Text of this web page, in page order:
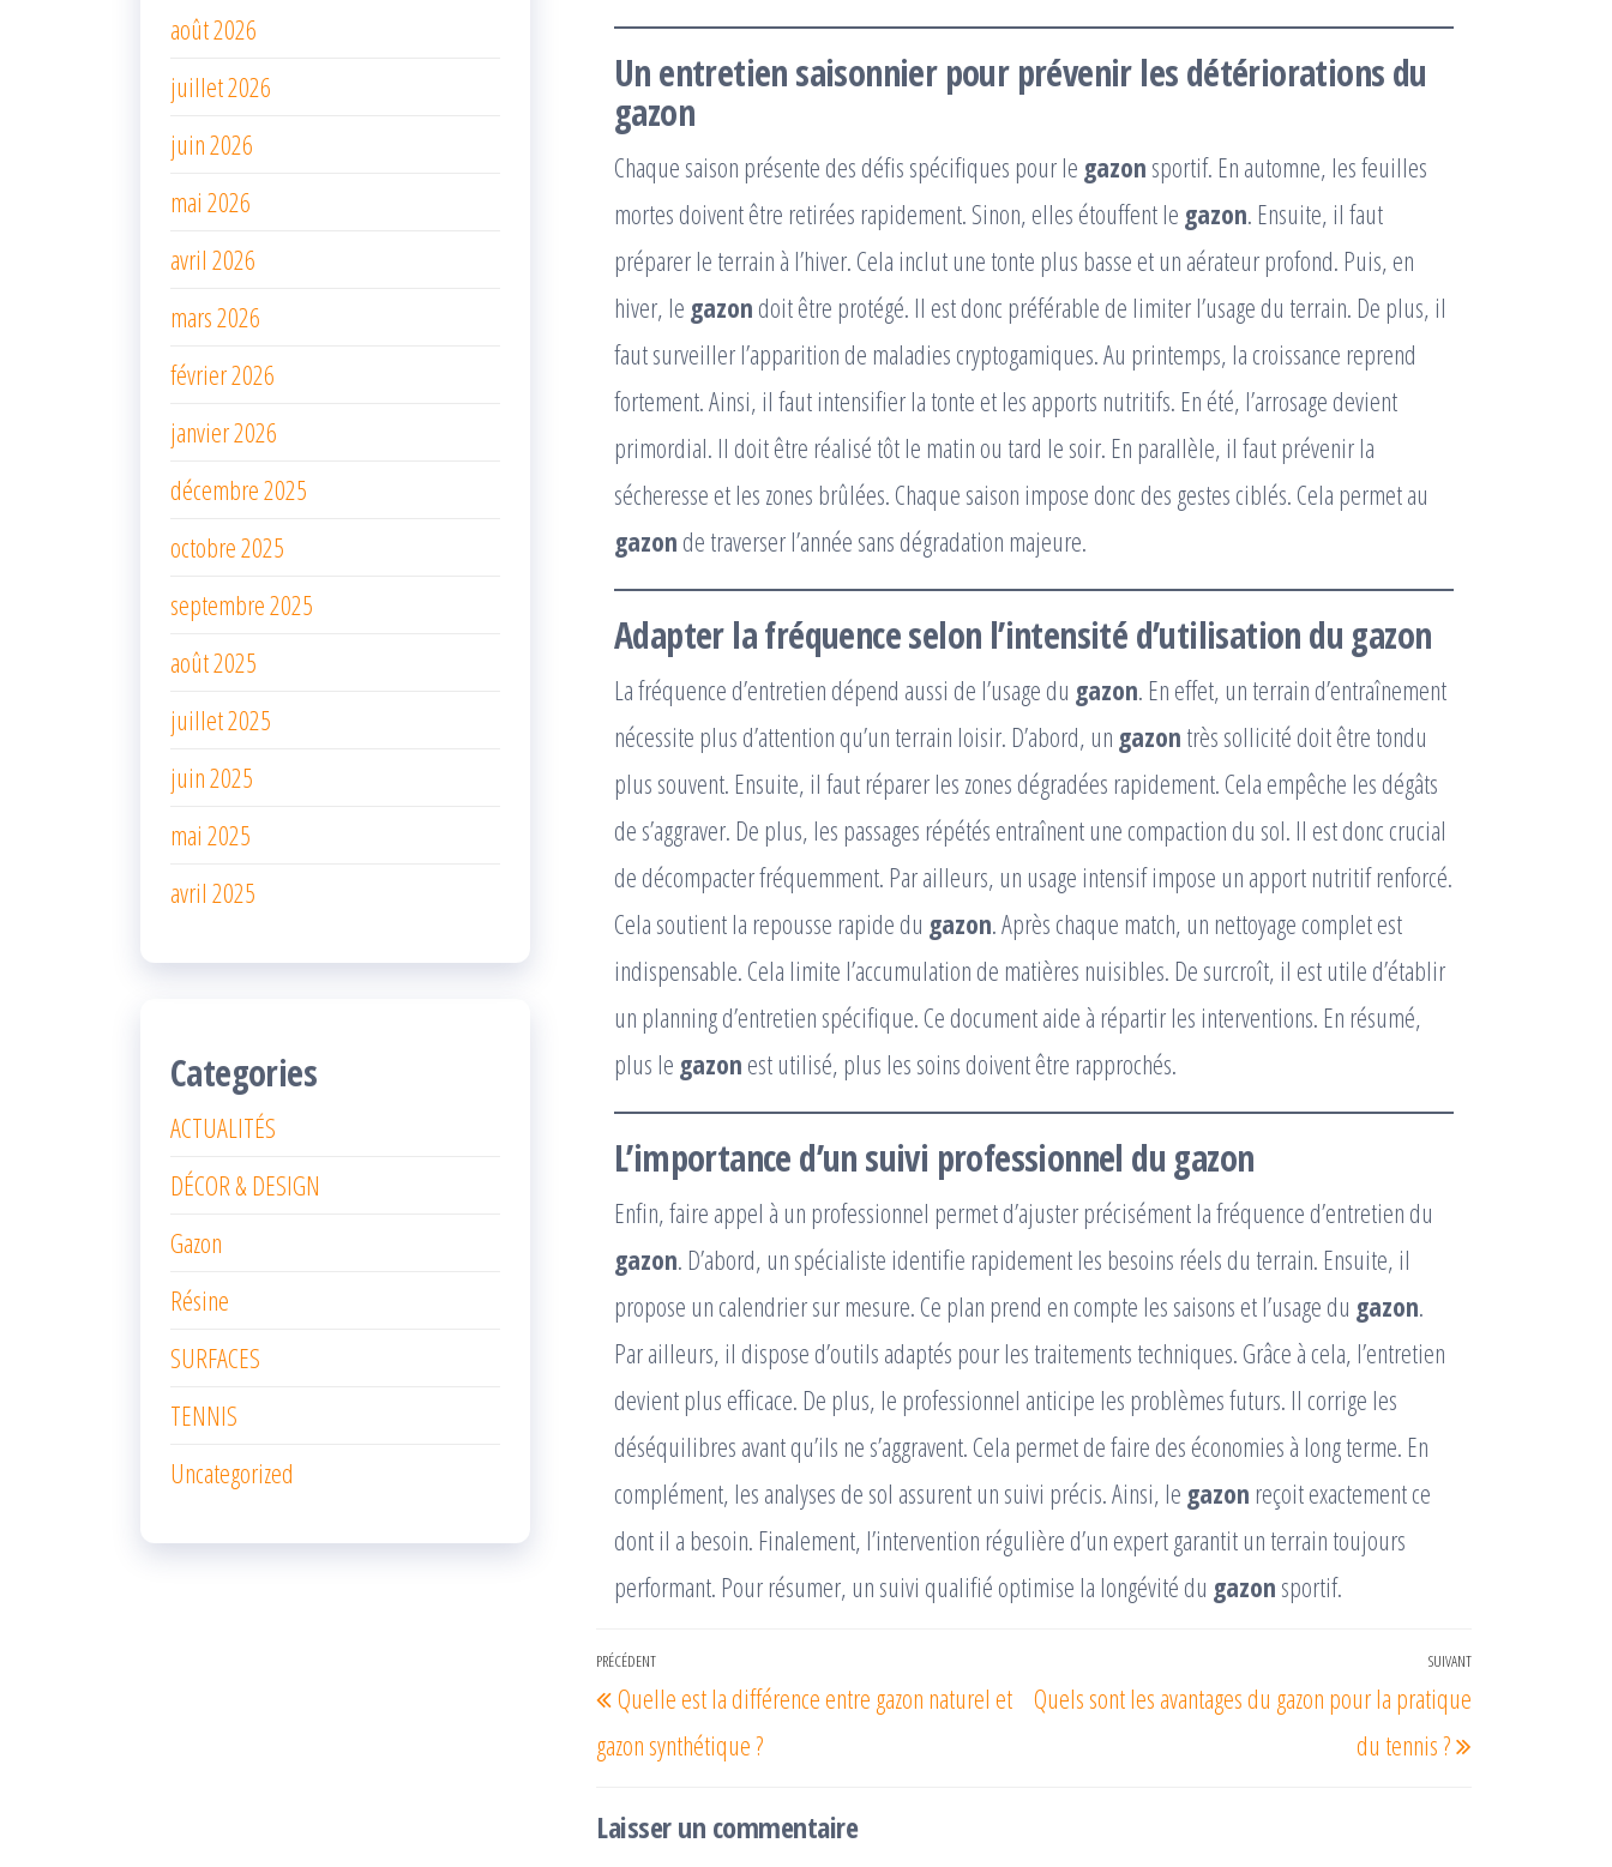
Un entretien saisonnier pour prévenir les détériorations du
gazon
Chaque saison présente des défis spécifiques pour le gazon sportif. En automne, les feuilles
mortes doivent être retirées rapidement. Sinon, elles étouffent le gazon. Ensuite, il faut
préparer le terrain à l’hiver. Cela inclut une tonte plus basse et un aérateur profond. Puis, en
hiver, le gazon doit être protégé. Il est donc préférable de limiter l’usage du terrain. De plus, il
faut surveiller l’apparition de maladies cryptogamiques. Au printemps, la croissance reprend
fortement. Ainsi, il faut intensifier la tonte et les apports nutritifs. En été, l’arrosage devient
primordial. Il doit être réalisé tôt le matin ou tard le soir. En parallèle, il faut prévenir la
sécheresse et les zones brûlées. Chaque saison impose donc des gestes ciblés. Cela permet au
gazon de traverser l’année sans dégradation majeure.
Adapter la fréquence selon l’intensité d’utilisation du gazon
La fréquence d’entretien dépend aussi de l’usage du gazon. En effet, un terrain d’entraînement
nécessite plus d’attention qu’un terrain loisir. D’abord, un gazon très sollicité doit être tondu
plus souvent. Ensuite, il faut réparer les zones dégradées rapidement. Cela empêche les dégâts
de s’aggraver. De plus, les passages répétés entraînent une compaction du sol. Il est donc crucial
de décompacter fréquemment. Par ailleurs, un usage intensif impose un apport nutritif renforcé.
Cela soutient la repousse rapide du gazon. Après chaque match, un nettoyage complet est
indispensable. Cela limite l’accumulation de matières nuisibles. De surcroît, il est utile d’établir
un planning d’entretien spécifique. Ce document aide à répartir les interventions. En résumé,
plus le gazon est utilisé, plus les soins doivent être rapprochés.
L’importance d’un suivi professionnel du gazon
Enfin, faire appel à un professionnel permet d’ajuster précisément la fréquence d’entretien du
gazon. D’abord, un spécialiste identifie rapidement les besoins réels du terrain. Ensuite, il
propose un calendrier sur mesure. Ce plan prend en compte les saisons et l’usage du gazon.
Par ailleurs, il dispose d’outils adaptés pour les traitements techniques. Grâce à cela, l’entretien
devient plus efficace. De plus, le professionnel anticipe les problèmes futurs. Il corrige les
déséquilibres avant qu’ils ne s’aggravent. Cela permet de faire des économies à long terme. En
complément, les analyses de sol assurent un suivi précis. Ainsi, le gazon reçoit exactement ce
dont il a besoin. Finalement, l’intervention régulière d’un expert garantit un terrain toujours
performant. Pour résumer, un suivi qualifié optimise la longévité du gazon sportif.
Navigation
de
l’article
Article
précédent
PRÉCÉDENT
Quelle est la différence entre gazon naturel et
gazon synthétique ?
Article
SUIVANT
Quels sont les avantages du gazon pour la pratique
du tennis ?
Laisser un commentaire
août 2026
juillet 2026
juin 2026
mai 2026
avril 2026
mars 2026
février 2026
janvier 2026
décembre 2025
octobre 2025
septembre 2025
août 2025
juillet 2025
juin 2025
mai 2025
avril 2025
Categories
ACTUALITÉS
DÉCOR & DESIGN
Gazon
Résine
SURFACES
TENNIS
Uncategorized